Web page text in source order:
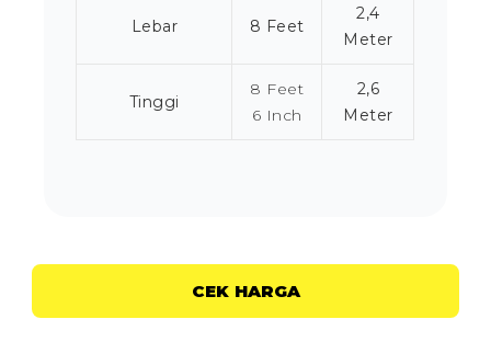
Lebar 8 Feet
2,4
Meter
Tinggi
8 Feet
6 Inch
2,6
Meter
CEK HARGA